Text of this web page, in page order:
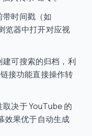
时间戳（如
览器中打开对应视
可搜索的归档，利
接功能直接操作转
决于 YouTube 的
效果优于自动生成